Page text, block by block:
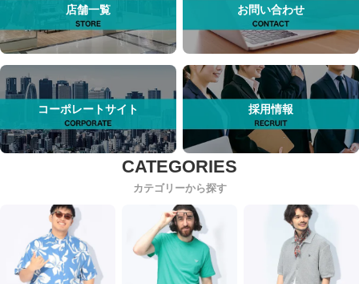
店舗一覧 お問い合わせ
コーポレートサイト 採用情報
カテゴリーから探す